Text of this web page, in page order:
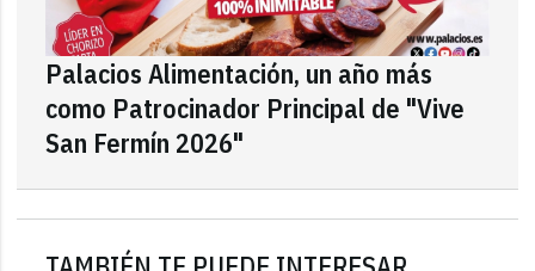
Palacios Alimentación, un año más
como Patrocinador Principal de "Vive
San Fermín 2026"